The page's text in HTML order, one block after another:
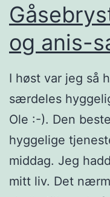
og anis-
I høst var jeg så
særdeles
Ole :-). Den
hyggelige
middag. Jeg
mitt liv. Det